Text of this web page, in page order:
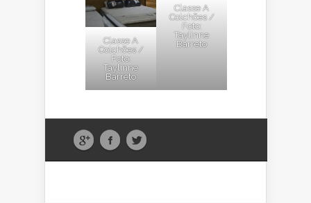
Classe A
Colchões /
Foto:
Taylinne
Barreto
Classe A
Colchões /
Foto:
Taylinne
Barreto